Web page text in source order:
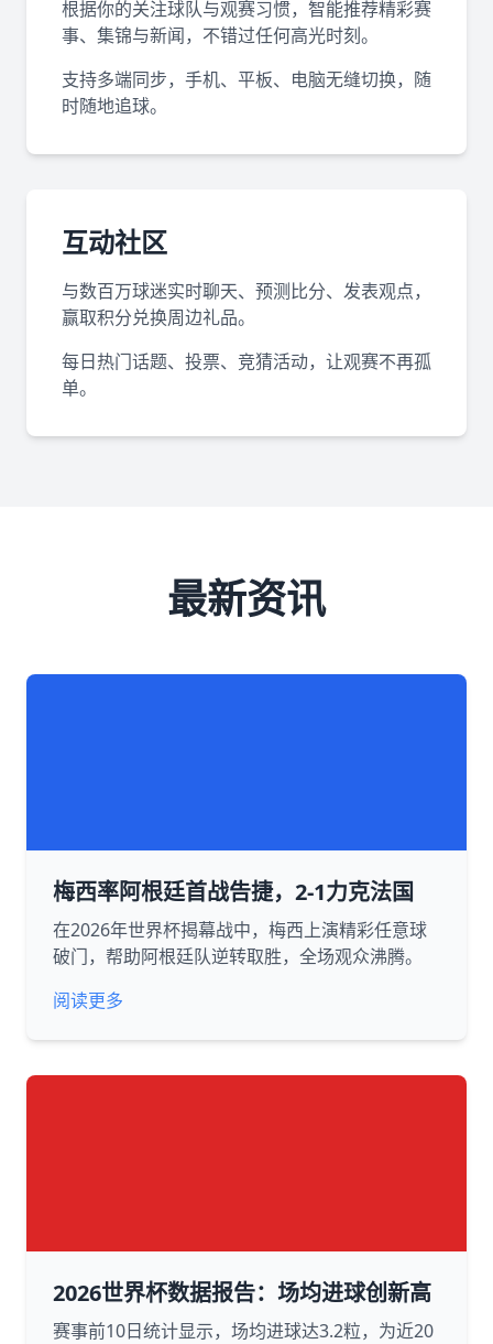
根据你的关注球队与观赛习惯，智能推荐精彩赛
事、集锦与新闻，不错过任何高光时刻。
支持多端同步，手机、平板、电脑无缝切换，随
时随地追球。
互动社区
与数百万球迷实时聊天、预测比分、发表观点，
赢取积分兑换周边礼品。
每日热门话题、投票、竞猜活动，让观赛不再孤
单。
最新资讯
梅西率阿根廷首战告捷，2-1力克法国
在2026年世界杯揭幕战中，梅西上演精彩任意球
破门，帮助阿根廷队逆转取胜，全场观众沸腾。
阅读更多
2026世界杯数据报告：场均进球创新高
赛事前10日统计显示，场均进球达3.2粒，为近20